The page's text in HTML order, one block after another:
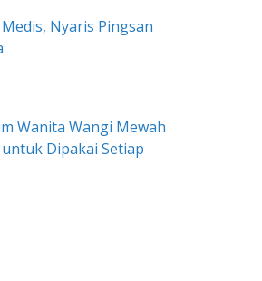
Nyaris Pingsan
Wanita Wangi Mewah
Dipakai Setiap